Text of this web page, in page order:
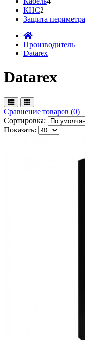
КНС2
Защита периметра
Производитель
Datarex
Datarex
Сравнение товаров (0)
Сортировка:
Показать: